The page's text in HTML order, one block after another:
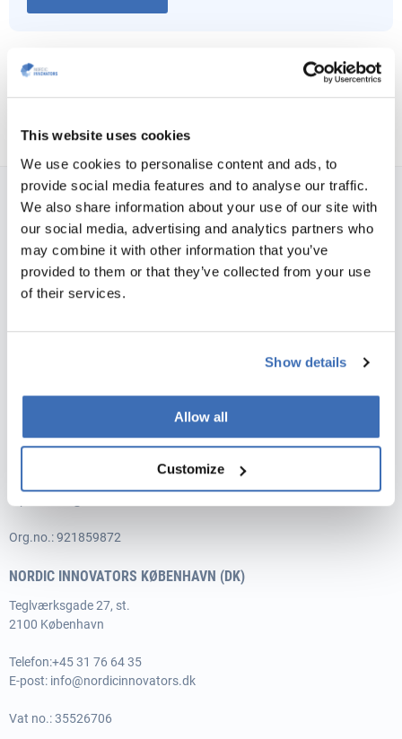
This website uses cookies
We use cookies to personalise content and ads, to
provide social media features and to analyse our traffic.
We also share information about your use of our site with
our social media, advertising and analytics partners who
may combine it with other information that you’ve
provided to them or that they’ve collected from your use
of their services.
Show details
Allow all
Customize
NORDIC INNOVATORS NORGE, DRAMMEN
Bloms gate 1
3015 Drammen
Telefon: +47 416 71 794
NORDIC INNOVATORS NORGE, BERGEN
5058 Bergen
Org.no.: 921859872
NORDIC INNOVATORS KØBENHAVN (DK)
Teglværksgade 27, st.
2100 København
Telefon:+45 31 76 64 35
E-post: info@nordicinnovators.dk
Vat no.: 35526706